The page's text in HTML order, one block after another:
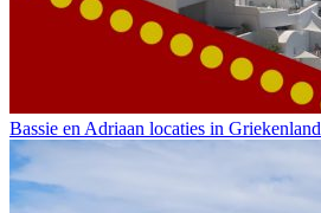
Bassie en Adriaan locaties in Griekenland